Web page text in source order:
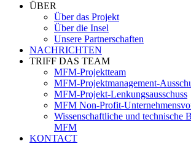
ÜBER
Über das Projekt
Über die Insel
Unsere Partnerschaften
NACHRICHTEN
TRIFF DAS TEAM
MFM-Projektteam
MFM-Projektmanagement-
MFM-Projekt-Lenkungsausschuss
MFM Non-Profit-
Wissenschaftliche und technische
MFM
KONTACT